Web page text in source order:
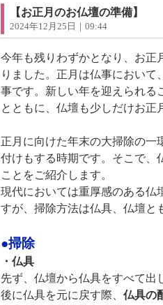
【お正月のお仏壇の準備】
2024年12月25日｜09:44
今年も残りわずかとなり、お正
りました。正月は仏事において
事です。新しい年を迎えられる
とともに、仏壇も少しだけお正
正月に向けた年末の大掃除の一
付けもする時期です。そこで、
ことをご紹介します。
現代においては重厚感のある仏
すが、掃除方法は仏具、仏壇と
●掃除
・仏具
先ず、仏壇から仏具をすべて出
後に仏具を元に戻す際、 仏具の